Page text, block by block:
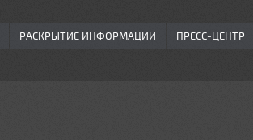
РАСКРЫТИЕ ИНФОРМАЦИИ ПРЕСС-ЦЕНТР